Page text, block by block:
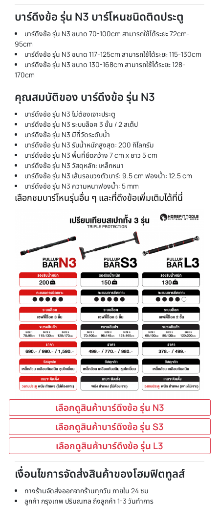
บาร์ดึงข้อ รุ่น N3 บาร์โหนชนิดติดประตู
บาร์ดึงข้อ รุ่น N3 ขนาด 70-100cm สามารถใช้ได้ระยะ 72cm-
95cm
บาร์ดึงข้อ รุ่น N3 ขนาด 117-125cm สามารถใช้ได้ระยะ 115-130cm
บาร์ดึงข้อ รุ่น N3 ขนาด 130-168cm สามารถใช้ได้ระยะ 128-
170cm
คุณสมบัติของ บาร์ดึงข้อ รุ่น N3
บาร์ดึงข้อ รุ่น N3 ไม่ต้องเจาะประตู
บาร์ดึงข้อ รุ่น N3 ระบบล็อค 3 ชั้น / 2 สเต็ป
บาร์ดึงข้อ รุ่น N3 มีที่วัดระดับน้ำ
บาร์ดึงข้อ รุ่น N3 รับน้ำหนักสูงสุด: 200 กิโลกรัม
บาร์ดึงข้อ รุ่น N3 พื้นที่ยึดกว้าง 7 cm x ยาว 5 cm
บาร์ดึงข้อ รุ่น N3 วัสดุหลัก: เหล็กหนา
บาร์ดึงข้อ รุ่น N3 เส้นรอบวงตัวบาร์: 9.5 cm ฟองน้ำ: 12.5 cm
บาร์ดึงข้อ รุ่น N3 ความหนาฟองน้ำ: 5 mm
เลือกชมบาร์โหนรุ่นอื่น ๆ และที่ดึงข้อเพิ่มเติมได้ที่นี่
เลือกดูสินค้าบาร์ดึงข้อ รุ่น N3
เลือกดูสินค้าบาร์ดึงข้อ รุ่น S3
เลือกดูสินค้าบาร์ดึงข้อ รุ่น L3
เงื่อนไขการจัดส่งสินค้าของโฮมฟิตทูลส์
ทางร้านจัดส่งออกจากร้านทุกวัน ภายใน 24 ชม
ลูกค้า กรุงเทพ ปริมณฑล ถึงลูกค้า 1-3 วันทำการ